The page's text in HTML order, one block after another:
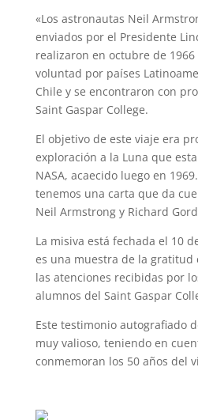
«Los astronautas Neil
enviados por el Presidente
realizaron en octubre de
voluntad por países
Chile y se encontraron con
Saint Gaspar College.
El objetivo de este viaje era
exploración a la Luna que
NASA, acaecido luego en
tenemos una carta que da
Neil Armstrong y Richard
La misiva está fechada el 10
es una muestra de la gratitud
las atenciones recibidas por
alumnos del Saint Gaspar
Este testimonio autografiado
muy valioso, teniendo en
conmemoran los 50 años del